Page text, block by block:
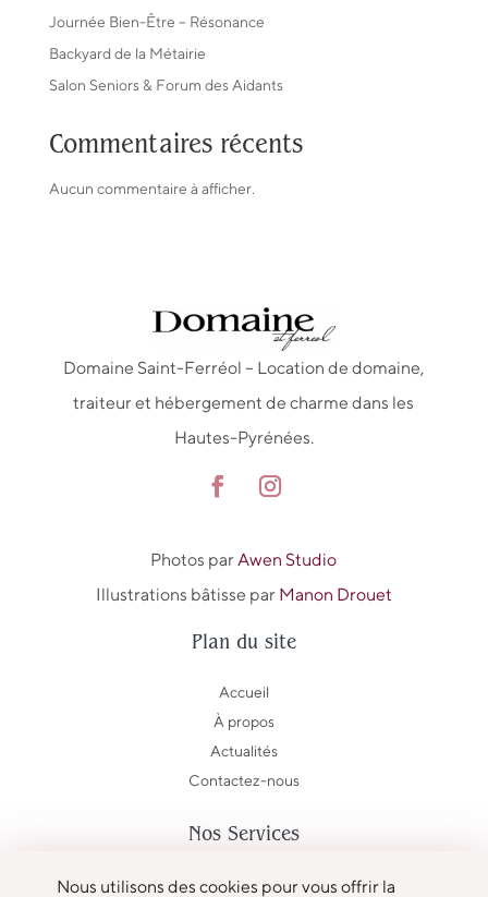
Journée Bien-Être – Résonance
Backyard de la Métairie
Salon Seniors & Forum des Aidants
Commentaires récents
Aucun commentaire à afficher.
Domaine Saint-Ferréol – Location de domaine,
traiteur et hébergement de charme dans les
Hautes-Pyrénées.
Photos parAwen Studio
Illustrations bâtisse par Manon Drouet
Plan du site
Accueil
À propos
Actualités
Contactez-nous
Nos Services
Le Domaine
Nous utilisons des cookies pour vous offrir la